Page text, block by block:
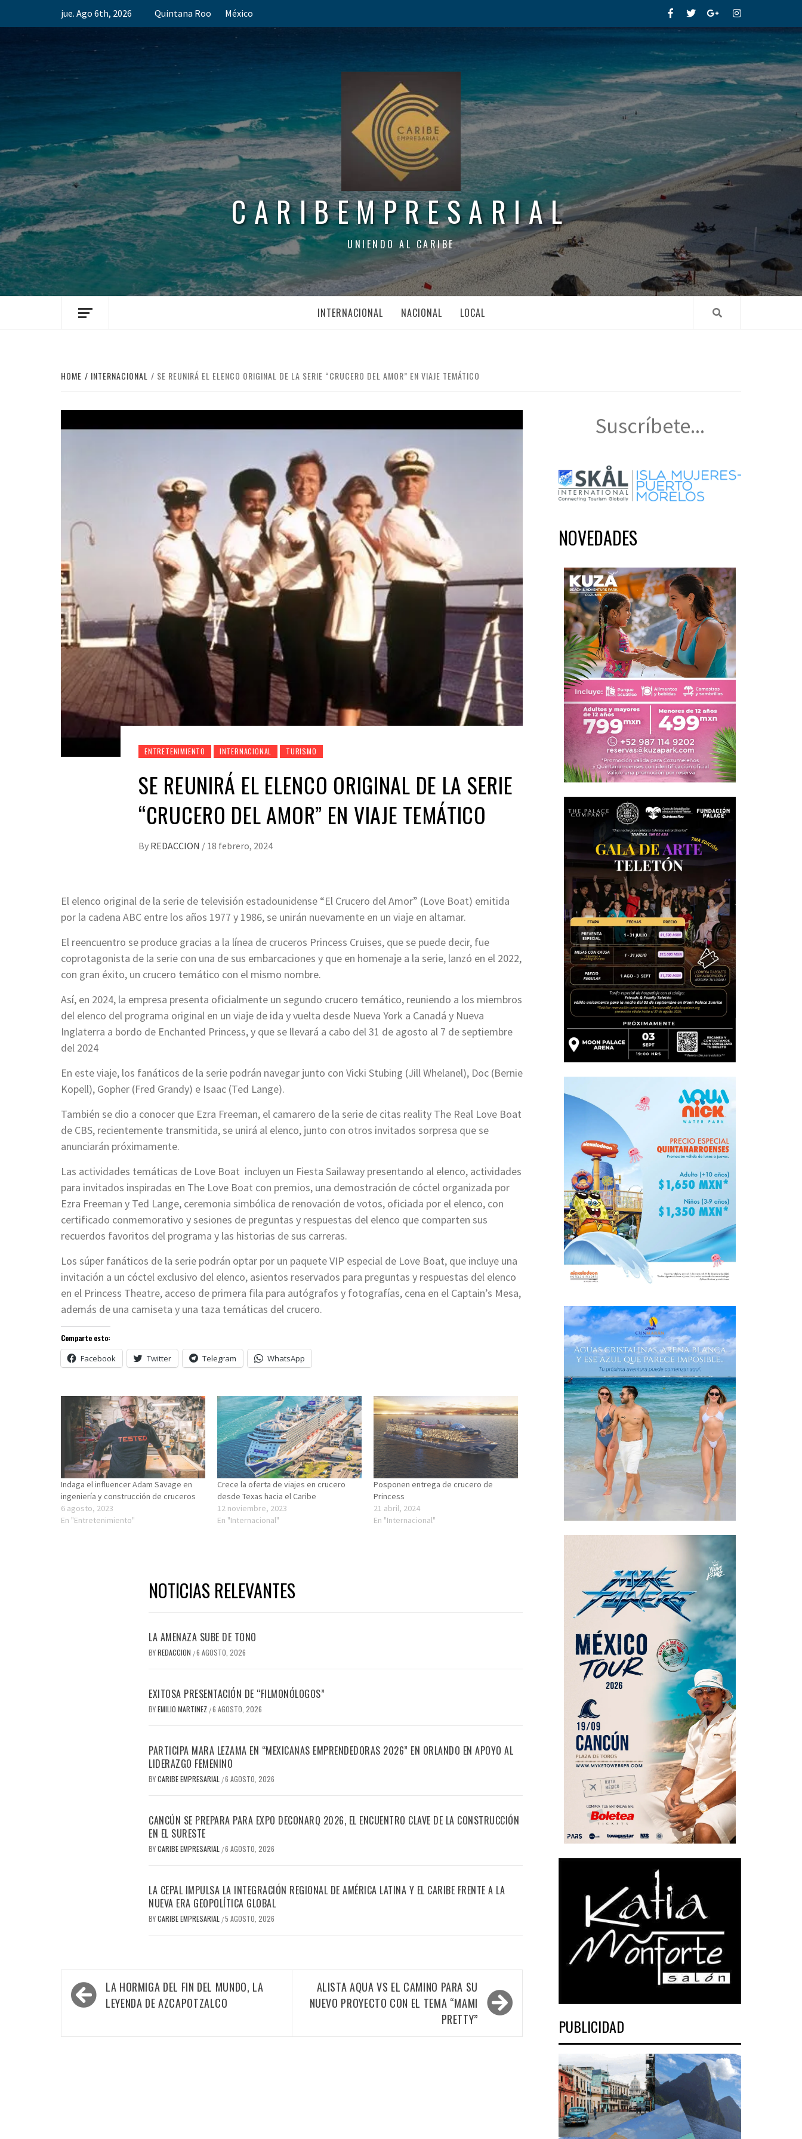
jue. Ago 6th, 2026 Quintana Roo México FacebookTwitterGoogle+Instagram
CARIBEMPRESARIAL
UNIENDO AL CARIBE
INTERNACIONAL NACIONAL LOCAL
HOME INTERNACIONAL SE REUNIRÁ EL ELENCO ORIGINAL DE LA SERIE “CRUCERO DEL AMOR” EN VIAJE TEMÁTICO
ENTRETENIMIENTO INTERNACIONAL TURISMO
SE REUNIRÁ EL ELENCO ORIGINAL DE LA SERIE
“CRUCERO DEL AMOR” EN VIAJE TEMÁTICO
By REDACCION / 18 febrero, 2024
El elenco original de la serie de televisión estadounidense “El Crucero del Amor” (Love Boat) emitida
por la cadena ABC entre los años 1977 y 1986, se unirán nuevamente en un viaje en altamar.
El reencuentro se produce gracias a la línea de cruceros Princess Cruises, que se puede decir, fue
coprotagonista de la serie con una de sus embarcaciones y que en homenaje a la serie, lanzó en el 2022,
con gran éxito, un crucero temático con el mismo nombre.
Así, en 2024, la empresa presenta oficialmente un segundo crucero temático, reuniendo a los miembros
del elenco del programa original en un viaje de ida y vuelta desde Nueva York a Canadá y Nueva
Inglaterra a bordo de Enchanted Princess, y que se llevará a cabo del 31 de agosto al 7 de septiembre
del 2024
En este viaje, los fanáticos de la serie podrán navegar junto con Vicki Stubing (Jill Whelanel), Doc (Bernie
Kopell), Gopher (Fred Grandy) e Isaac (Ted Lange).
También se dio a conocer que Ezra Freeman, el camarero de la serie de citas reality The Real Love Boat
de CBS, recientemente transmitida, se unirá al elenco, junto con otros invitados sorpresa que se
anunciarán próximamente.
Las actividades temáticas de Love Boat incluyen un Fiesta Sailaway presentando al elenco, actividades
para invitados inspiradas en The Love Boat con premios, una demostración de cóctel organizada por
Ezra Freeman y Ted Lange, ceremonia simbólica de renovación de votos, oficiada por el elenco, con
certificado conmemorativo y sesiones de preguntas y respuestas del elenco que comparten sus
recuerdos favoritos del programa y las historias de sus carreras.
Los súper fanáticos de la serie podrán optar por un paquete VIP especial de Love Boat, que incluye una
invitación a un cóctel exclusivo del elenco, asientos reservados para preguntas y respuestas del elenco
en el Princess Theatre, acceso de primera fila para autógrafos y fotografías, cena en el Captain’s Mesa,
además de una camiseta y una taza temáticas del crucero.
Comparte esto:
Facebook Twitter Telegram WhatsApp
Indaga el influencer Adam Savage en
ingeniería y construcción de cruceros
6 agosto, 2023
En "Entretenimiento"
Crece la oferta de viajes en crucero
desde Texas hacia el Caribe
12 noviembre, 2023
En "Internacional"
Posponen entrega de crucero de
Princess
21 abril, 2024
En "Internacional"
NOTICIAS RELEVANTES
LA AMENAZA SUBE DE TONO
BYREDACCION /6 AGOSTO, 2026
EXITOSA PRESENTACIÓN DE “FILMONÓLOGOS”
BYEMILIO MARTINEZ /6 AGOSTO, 2026
PARTICIPA MARA LEZAMA EN “MEXICANAS EMPRENDEDORAS 2026” EN ORLANDO EN APOYO AL
LIDERAZGO FEMENINO
BYCARIBE EMPRESARIAL /6 AGOSTO, 2026
CANCÚN SE PREPARA PARA EXPO DECONARQ 2026, EL ENCUENTRO CLAVE DE LA CONSTRUCCIÓN
EN EL SURESTE
BYCARIBE EMPRESARIAL /6 AGOSTO, 2026
LA CEPAL IMPULSA LA INTEGRACIÓN REGIONAL DE AMÉRICA LATINA Y EL CARIBE FRENTE A LA
NUEVA ERA GEOPOLÍTICA GLOBAL
BYCARIBE EMPRESARIAL /5 AGOSTO, 2026
Navegación
de
LA HORMIGA DEL FIN DEL MUNDO, LA
LEYENDA DE AZCAPOTZALCO
ALISTA AQUA VS EL CAMINO PARA SU
NUEVO PROYECTO CON EL TEMA “MAMI
PRETTY”
Suscríbete...
NOVEDADES
PUBLICIDAD